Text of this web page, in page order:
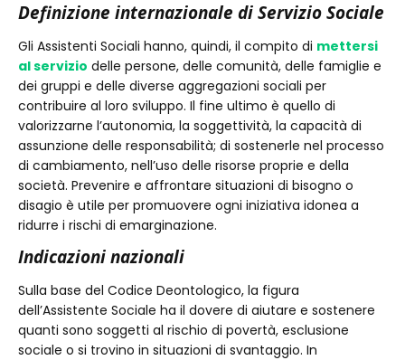
Definizione internazionale di Servizio Sociale
Gli Assistenti Sociali hanno, quindi, il compito di mettersi
al servizio delle persone, delle comunità, delle famiglie e
dei gruppi e delle diverse aggregazioni sociali per
contribuire al loro sviluppo. Il fine ultimo è quello di
valorizzarne l’autonomia, la soggettività, la capacità di
assunzione delle responsabilità; di sostenerle nel processo
di cambiamento, nell’uso delle risorse proprie e della
società. Prevenire e affrontare situazioni di bisogno o
disagio è utile per promuovere ogni iniziativa idonea a
ridurre i rischi di emarginazione.
Indicazioni nazionali
Sulla base del Codice Deontologico, la figura
dell’Assistente Sociale ha il dovere di aiutare e sostenere
quanti sono soggetti al rischio di povertà, esclusione
sociale o si trovino in situazioni di svantaggio. In